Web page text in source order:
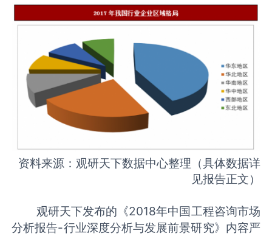
资料来源：观研天下数据中心整理（具体数据详
见报告正文）
观研天下发布的《2018年中国工程咨询市场
分析报告-行业深度分析与发展前景研究》内容严